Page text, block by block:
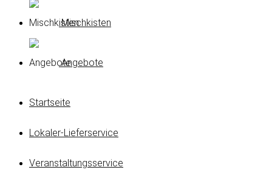
Mischkisten
Angebote
Startseite
Lokaler-Lieferservice
Veranstaltungsservice